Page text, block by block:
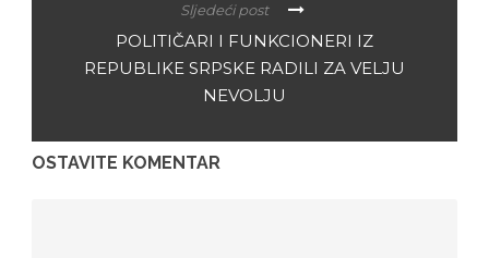
Sljedeći post
POLITIČARI I FUNKCIONERI IZ
REPUBLIKE SRPSKE RADILI ZA VELJU
NEVOLJU
OSTAVITE KOMENTAR